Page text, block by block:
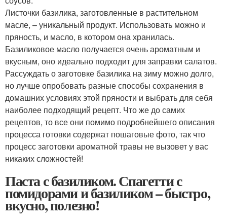
Листочки базилика, заготовленные в растительном
масле, – уникальный продукт. Использовать можно и
пряность, и масло, в котором она хранилась.
Базиликовое масло получается очень ароматным и
вкусным, оно идеально подходит для заправки салатов.
Рассуждать о заготовке базилика на зиму можно долго,
но лучше опробовать разные способы сохранения в
домашних условиях этой пряности и выбрать для себя
наиболее подходящий рецепт. Что же до самих
рецептов, то все они помимо подробнейшего описания
процесса готовки содержат пошаговые фото, так что
процесс заготовки ароматной травы не вызовет у вас
никаких сложностей!
Паста с базиликом. Спагетти с
помидорами и базиликом – быстро,
вкусно, полезно!